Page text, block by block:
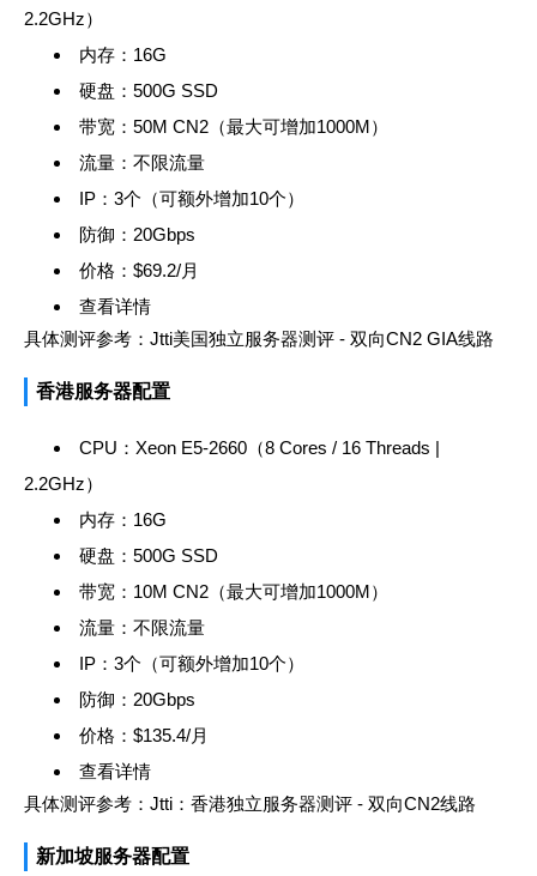
2.2GHz）
内存：16G
硬盘：500G SSD
带宽：50M CN2（最大可增加1000M）
流量：不限流量
IP：3个（可额外增加10个）
防御：20Gbps
价格：$69.2/月
查看详情
具体测评参考： Jtti美国独立服务器测评 - 双向CN2 GIA线路
香港服务器配置
CPU：Xeon E5-2660（8 Cores / 16 Threads |
2.2GHz）
内存：16G
硬盘：500G SSD
带宽：10M CN2（最大可增加1000M）
流量：不限流量
IP：3个（可额外增加10个）
防御：20Gbps
价格：$135.4/月
查看详情
具体测评参考： Jtti：香港独立服务器测评 - 双向CN2线路
新加坡服务器配置